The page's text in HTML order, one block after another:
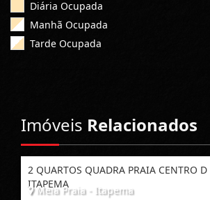
Diária Ocupada
Manhã Ocupada
Tarde Ocupada
Imóveis Relacionados
2 QUARTOS QUADRA PRAIA CENTRO
ITAPEMA
Meia Praia - Itapema